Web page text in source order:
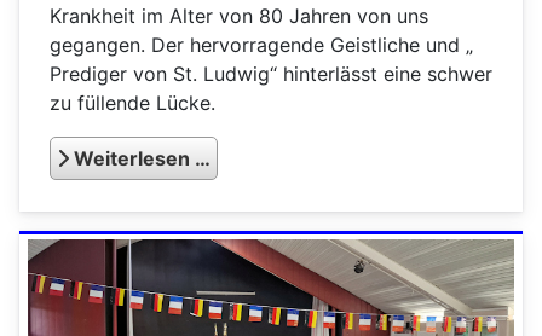
Krankheit im Alter von 80 Jahren von uns
gegangen. Der hervorragende Geistliche und „
Prediger von St. Ludwig“ hinterlässt eine schwer
zu füllende Lücke.
Weiterlesen …